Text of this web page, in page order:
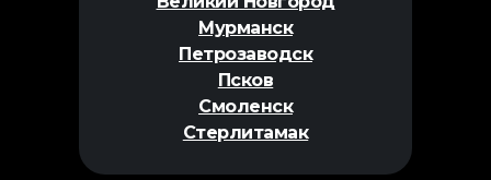
Мурманск
Петрозаводск
Псков
Смоленск
Стерлитамак